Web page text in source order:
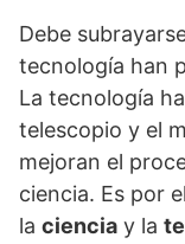
Debe
tecnología han
La tecnología
telescopio y el
mejoran el
ciencia. Es por
la ciencia y la